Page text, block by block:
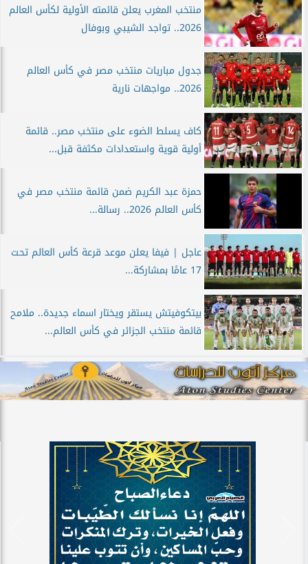
منتخب المغرب يعلن قائمته الأولية لكأس العالم
2026.. تواجد الشيبي وبوفال
جدول مباريات منتخب مصر في كأس العالم
2026.. مواجهات نارية
كاف يسلط الضوء على منتخب مصر.. قائمة
أولية قوية واستعدادات مكثفة قبل...
حمزة عبد الكريم ضمن قائمة منتخب مصر في
كأس العالم 2026.. رسالة...
عاجل | فيفا يعلن موعد قرعة كأس العالم تحت
17 عامًا بمشاركة...
بيتكوفيتش يستقر ويختار اسماء جديدة.. ملامح
قائمة منتخب الجزائر في كأس العالم...